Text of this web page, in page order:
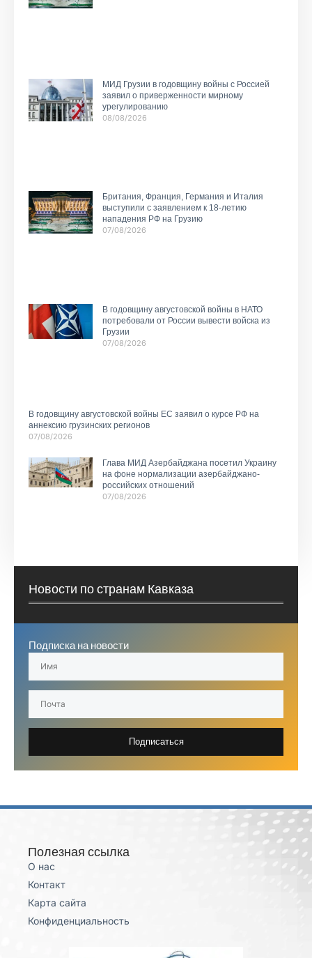
МИД Грузии в годовщину войны с Россией
заявил о приверженности мирному
урегулированию
08/08/2026
Британия, Франция, Германия и Италия
выступили с заявлением к 18-летию
нападения РФ на Грузию
07/08/2026
В годовщину августовской войны в НАТО
потребовали от России вывести войска из
Грузии
07/08/2026
В годовщину августовской войны ЕС заявил о курсе РФ на
аннексию грузинских регионов
07/08/2026
Глава МИД Азербайджана посетил Украину
на фоне нормализации азербайджано-
российских отношений
07/08/2026
Новости по странам Кавказа
Подписка на новости
Подписаться
Полезная ссылка
О нас
Контакт
Карта сайта
Конфиденциальность